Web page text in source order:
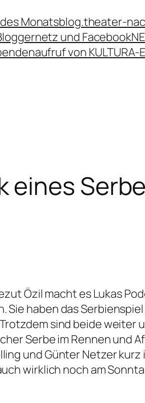
Monatsblog.theater-
und Facebook
von KULTURA-
eines
Özil macht es Lukas
Sie haben das
sind beide weiter
Serbe im Rennen und
und Günter Netzer
wirklich noch am